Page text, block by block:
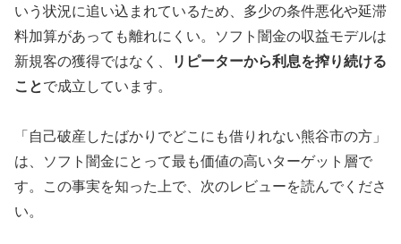
いう状況に追い込まれているため、多少の条件悪化や延滞
料加算があっても離れにくい。ソフト闇金の収益モデルは
新規客の獲得ではなく、
リピーターから利息を搾り続ける
ことで成立しています。
「自己破産したばかりでどこにも借りれない熊谷市の方」
は、ソフト闇金にとって最も価値の高いターゲット層で
す。この事実を知った上で、次のレビューを読んでくださ
い。